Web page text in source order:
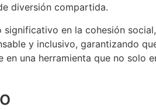
diversión compartida.
en la cohesión
y inclusivo, garantizando
una herramienta que no